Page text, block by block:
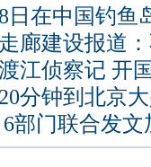
日在中国钓鱼
廊建设报道
江侦察记 开
分钟到北京
部门联合发文